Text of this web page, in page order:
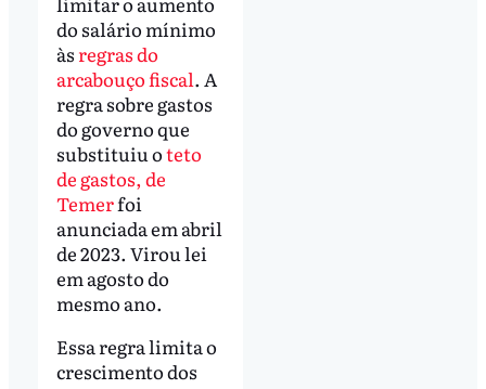
do salário mínimo
às regras do
arcabouço fiscal. A
regra sobre gastos
do governo que
substituiu oteto
de gastos, de
Temerfoi
anunciada em abril
de 2023. Virou lei
em agosto do
mesmo ano.
Essa regra limita o
crescimento dos